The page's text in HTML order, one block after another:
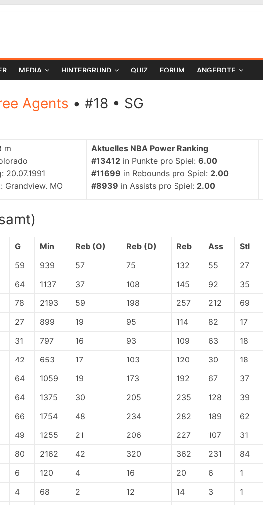
MEDIA HINTERGRUND QUIZ FORUM ANGEBOTE
Agents • #18 • SG
m
20.07.1991
Grandview. MO
Aktuelles NBA Power Ranking
#13412 in Punkte pro Spiel: 6.00
#11699 in Rebounds pro Spiel: 2.00
#8939 in Assists pro Spiel: 2.00
G Min Reb (O) Reb (D) Reb Ass Stl
59 939 57 75 132 55 27
64 1137 37 108 145 92 35
78 2193 59 198 257 212 69
27 899 19 95 114 82 17
31 797 16 93 109 63 18
42 653 17 103 120 30 18
64 1059 19 173 192 67 37
64 1375 30 205 235 128 39
66 1754 48 234 282 189 62
49 1255 21 206 227 107 31
80 2162 42 320 362 231 84
6 120 4 16 20 6 1
4 68 2 12 14 3 1